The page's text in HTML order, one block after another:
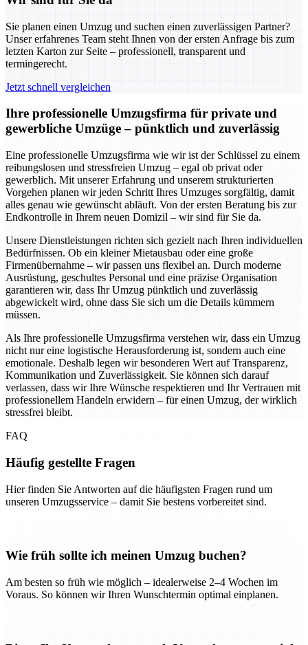
Sie planen einen Umzug und suchen einen zuverlässigen Partner?
Unser erfahrenes Team steht Ihnen von der ersten Anfrage bis zum
letzten Karton zur Seite – professionell, transparent und
termingerecht.
Jetzt schnell vergleichen
Ihre professionelle Umzugsfirma für private und
gewerbliche Umzüge – pünktlich und zuverlässig
Eine professionelle Umzugsfirma wie wir ist der Schlüssel zu einem
reibungslosen und stressfreien Umzug – egal ob privat oder
gewerblich. Mit unserer Erfahrung und unserem strukturierten
Vorgehen planen wir jeden Schritt Ihres Umzuges sorgfältig, damit
alles genau wie gewünscht abläuft. Von der ersten Beratung bis zur
Endkontrolle in Ihrem neuen Domizil – wir sind für Sie da.
Unsere Dienstleistungen richten sich gezielt nach Ihren individuellen
Bedürfnissen. Ob ein kleiner Mietausbau oder eine große
Firmenübernahme – wir passen uns flexibel an. Durch moderne
Ausrüstung, geschultes Personal und eine präzise Organisation
garantieren wir, dass Ihr Umzug pünktlich und zuverlässig
abgewickelt wird, ohne dass Sie sich um die Details kümmern
müssen.
Als Ihre professionelle Umzugsfirma verstehen wir, dass ein Umzug
nicht nur eine logistische Herausforderung ist, sondern auch eine
emotionale. Deshalb legen wir besonderen Wert auf Transparenz,
Kommunikation und Zuverlässigkeit. Sie können sich darauf
verlassen, dass wir Ihre Wünsche respektieren und Ihr Vertrauen mit
professionellem Handeln erwidern – für einen Umzug, der wirklich
stressfrei bleibt.
FAQ
Häufig gestellte Fragen
Hier finden Sie Antworten auf die häufigsten Fragen rund um
unseren Umzugsservice – damit Sie bestens vorbereitet sind.
Wie früh sollte ich meinen Umzug buchen?
Am besten so früh wie möglich – idealerweise 2–4 Wochen im
Voraus. So können wir Ihren Wunschtermin optimal einplanen.